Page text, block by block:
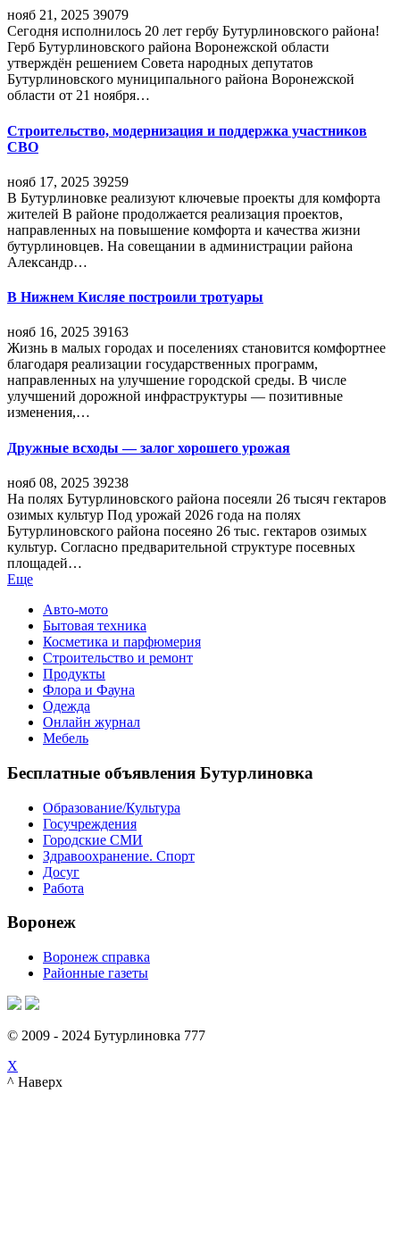
нояб 21, 2025 39079
Сегодня исполнилось 20 лет гербу Бутурлиновского района!
Герб Бутурлиновского района Воронежской области
утверждён решением Совета народных депутатов
Бутурлиновского муниципального района Воронежской
области от 21 ноября…
Строительство, модернизация и поддержка участников
СВО
нояб 17, 2025 39259
В Бутурлиновке реализуют ключевые проекты для комфорта
жителей В районе продолжается реализация проектов,
направленных на повышение комфорта и качества жизни
бутурлиновцев. На совещании в администрации района
Александр…
В Нижнем Кисляе построили тротуары
нояб 16, 2025 39163
Жизнь в малых городах и поселениях становится комфортнее
благодаря реализации государственных программ,
направленных на улучшение городской среды. В числе
улучшений дорожной инфраструктуры — позитивные
изменения,…
Дружные всходы — залог хорошего урожая
нояб 08, 2025 39238
На полях Бутурлиновского района посеяли 26 тысяч гектаров
озимых культур Под урожай 2026 года на полях
Бутурлиновского района посеяно 26 тыс. гектаров озимых
культур. Согласно предварительной структуре посевных
площадей…
Еще
Авто-мото
Бытовая техника
Косметика и парфюмерия
Строительство и ремонт
Продукты
Флора и Фауна
Одежда
Онлайн журнал
Мебель
Бесплатные объявления Бутурлиновка
Образование/Культура
Госучреждения
Городские СМИ
Здравоохранение. Спорт
Досуг
Работа
Воронеж
Воронеж справка
Районные газеты
© 2009 - 2024 Бутурлиновка 777
X
^ Наверх